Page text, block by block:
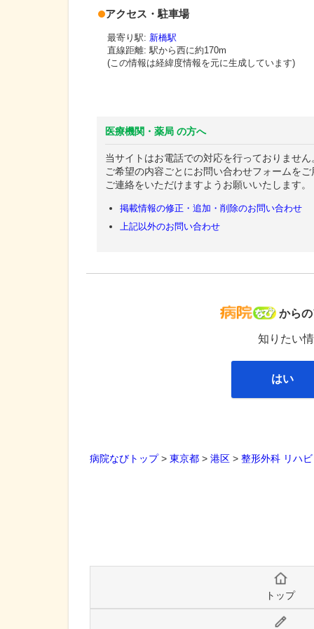
アクセス・駐車場
最寄り駅: 新橋駅
直線距離: 駅から西に約170m
(この情報は経緯度情報を元に生成しています)
医療機関・薬局 の方へ
当サイトはお電話での対応を行っておりません
ご希望の内容ごとにお問い合わせフォームを
ご連絡をいただけますようお願いいたします。
掲載情報の修正・追加・削除のお問い合わせ
上記以外のお問い合わせ
病院な
から
知りたい
はい
病院なびトップ> 東京都 > 港区 > 整形外科 リハ
トップ